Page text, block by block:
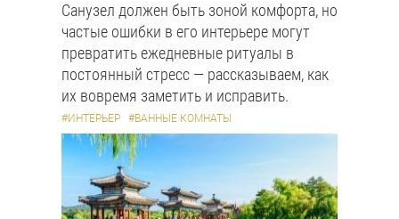
Санузел должен быть зоной комфорта, но
частые ошибки в его интерьере могут
превратить ежедневные ритуалы в
постоянный стресс — рассказываем, как
их вовремя заметить и исправить.
#ИНТЕРЬЕР #ВАННЫЕ КОМНАТЫ